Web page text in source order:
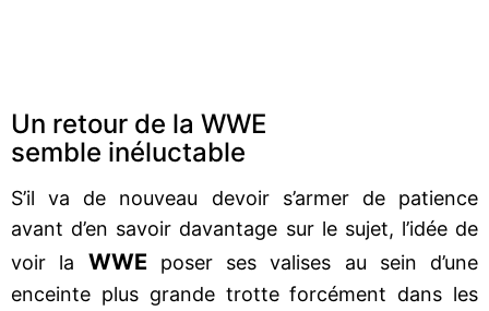
Un retour de la WWE
semble inéluctable
S’il va de nouveau devoir s’armer de patience
avant d’en savoir davantage sur le sujet, l’idée de
voir la WWE poser ses valises au sein d’une
enceinte plus grande trotte forcément dans les